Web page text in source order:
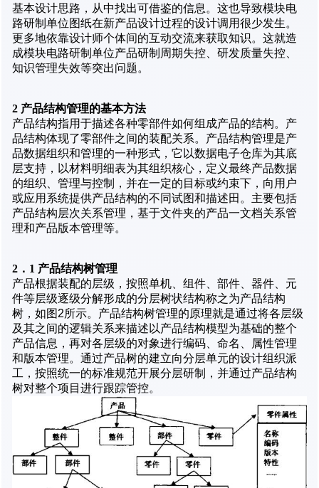
基本设计思路，从中找出可借鉴的信息。这也导致模块电
路研制单位图纸在新产品设计过程的设计调用很少发生。
更多地依靠设计师个体间的互动交流来获取知识。这就造
成模块电路研制单位产品研制周期失控、研发质量失控、
知识管理失效等突出问题。
2 产品结构管理的基本方法
产品结构指用于描述各种零部件如何组成产品的结构。产
品结构体现了零部件之间的装配关系。产品结构管理是产
品数据组织和管理的一种形式，它以数据电子仓库为其底
层支持，以材料明细表为其组织核心，定义最终产品数据
的组织、管理与控制，并在一定的目标或约束下，向用户
或应用系统提供产品结构的不同试图和描述田。主要包括
产品结构层次关系管理，基于文件夹的产品一文档关系管
理和产品版本管理等。
2．1 产品结构树管理
产品根据装配的层级，按照单机、组件、部件、器件、元
件等层级逐级分解形成的分层树状结构称之为产品结构
树，如图2所示。产品结构树管理的原理就是通过将各层级
及其之间的逻辑关系来描述以产品结构模型为基础的整个
产品信息，再对各层级的对象进行编码、命名、属性管理
和版本管理。通过产品树的建立向分层单元的设计组织派
工，按照统一的标准规范开展分层研制，并通过产品结构
树对整个项目进行跟踪管控。